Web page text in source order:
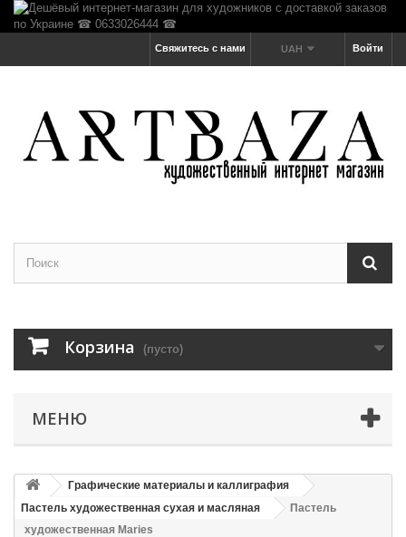
Войти
UAH
Свяжитесь с нами
Корзина (пусто)
МЕНЮ
Графические материалы и каллиграфия
Пастель художественная сухая и масляная
Пастель
художественная Maries